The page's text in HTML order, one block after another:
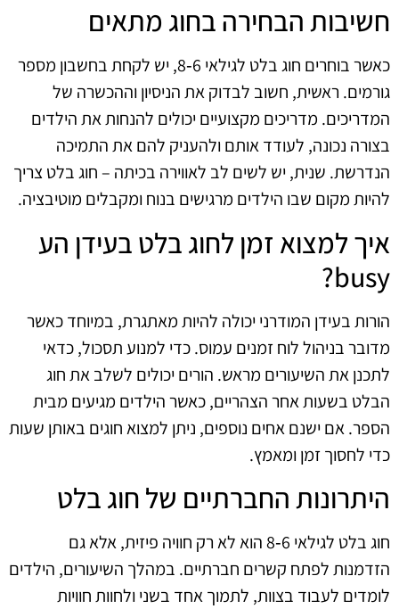
חשיבות הבחירה בחוג מתאים
כאשר בוחרים חוג בלט לגילאי 6‑8, יש לקחת בחשבון מספר
גורמים. ראשית, חשוב לבדוק את הניסיון וההכשרה של
המדריכים. מדריכים מקצועיים יכולים להנחות את הילדים
בצורה נכונה, לעודד אותם ולהעניק להם את התמיכה
הנדרשת. שנית, יש לשים לב לאווירה בכיתה – חוג בלט צריך
להיות מקום שבו הילדים מרגישים בנוח ומקבלים מוטיבציה.
איך למצוא זמן לחוג בלט בעידן הע
busy?
הורות בעידן המודרני יכולה להיות מאתגרת, במיוחד כאשר
מדובר בניהול לוח זמנים עמוס. כדי למנוע תסכול, כדאי
לתכנן את השיעורים מראש. הורים יכולים לשלב את חוג
הבלט בשעות אחר הצהריים, כאשר הילדים מגיעים מבית
הספר. אם ישנם אחים נוספים, ניתן למצוא חוגים באותן שעות
כדי לחסוך זמן ומאמץ.
היתרונות החברתיים של חוג בלט
חוג בלט לגילאי 6‑8 הוא לא רק חוויה פיזית, אלא גם
הזדמנות לפתח קשרים חברתיים. במהלך השיעורים, הילדים
לומדים לעבוד בצוות, לתמוך אחד בשני ולחוות חוויות